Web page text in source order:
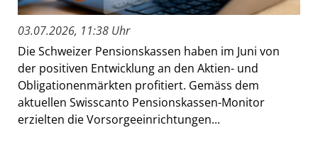
03.07.2026, 11:38 Uhr
Die Schweizer Pensionskassen haben im Juni von
der positiven Entwicklung an den Aktien- und
Obligationenmärkten profitiert. Gemäss dem
aktuellen Swisscanto Pensionskassen-Monitor
erzielten die Vorsorgeeinrichtungen...